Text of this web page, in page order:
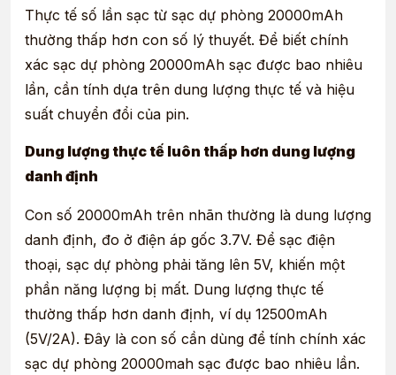
pin 1500mAh
13 lần 7 lần
Dung lượng
pin
3500mAh
Thực tế số lần sạc từ sạc dự phòng 20000mAh
thường thấp hơn con số lý thuyết. Để biết chính
xác sạc dự phòng 20000mAh sạc được bao nhiêu
lần, cần tính dựa trên dung lượng thực tế và hiệu
suất chuyển đổi của pin.
Dung lượng thực tế luôn thấp hơn dung lượng
danh định
Con số 20000mAh trên nhãn thường là dung lượng
danh định, đo ở điện áp gốc 3.7V. Để sạc điện
thoại, sạc dự phòng phải tăng lên 5V, khiến một
phần năng lượng bị mất. Dung lượng thực tế
thường thấp hơn danh định, ví dụ 12500mAh
(5V/2A). Đây là con số cần dùng để tính chính xác
sạc dự phòng 20000mah sạc được bao nhiêu lần.